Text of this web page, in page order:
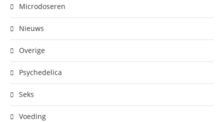
Microdoseren
Nieuws
Overige
Psychedelica
Seks
Voeding